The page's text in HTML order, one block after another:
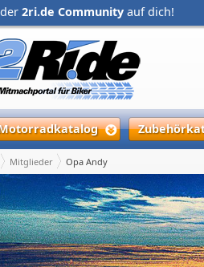
2ri.de Community auf dich!
Mitglieder Opa Andy